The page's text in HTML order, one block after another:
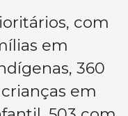
com
em
360
em